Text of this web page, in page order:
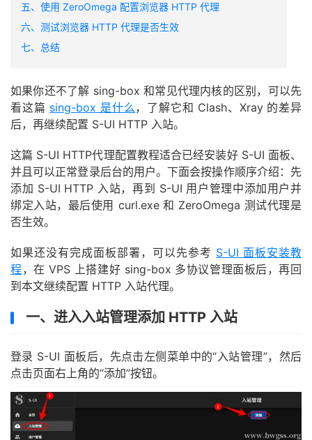
五、使用 ZeroOmega 配置浏览器 HTTP 代理
六、测试浏览器 HTTP 代理是否生效
七、总结
如果你还不了解 sing-box 和常见代理内核的区别，可以先
看这篇 sing-box 是什么，了解它和 Clash、Xray 的差异
后，再继续配置 S-UI HTTP 入站。
这篇 S-UI HTTP代理配置教程适合已经安装好 S-UI 面板、
并且可以正常登录后台的用户。下面会按操作顺序介绍：先
添加 S-UI HTTP 入站，再到 S-UI 用户管理中添加用户并
绑定入站，最后使用 curl.exe 和 ZeroOmega 测试代理是
否生效。
如果还没有完成面板部署，可以先参考 S-UI 面板安装教
程 ，在 VPS 上搭建好 sing-box 多协议管理面板后，再回
到本文继续配置 HTTP 入站代理。
一、进入入站管理添加 HTTP 入站
登录 S-UI 面板后，先点击左侧菜单中的“入站管理”，然后
点击页面右上角的“添加”按钮。